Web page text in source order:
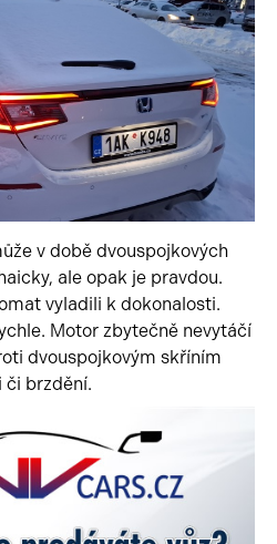
v době dvouspojkových
ale opak je pravdou.
vyladili k dokonalosti.
Motor zbytečně nevytáčí
dvouspojkovým skříním
či brzdění.